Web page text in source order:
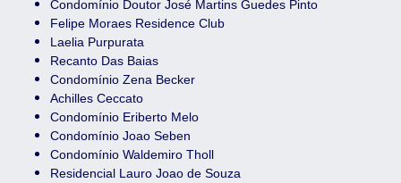
Condomínio Doutor José Martins Guedes Pinto
Felipe Moraes Residence Club
Laelia Purpurata
Recanto Das Baias
Condomínio Zena Becker
Achilles Ceccato
Condomínio Eriberto Melo
Condomínio Joao Seben
Condomínio Waldemiro Tholl
Residencial Lauro Joao de Souza